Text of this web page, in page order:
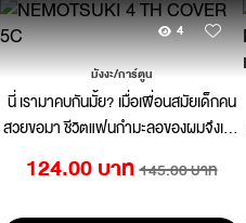
4
มังงะ/การ์ตูน
นี่ เรามาคบกันมั้ย? เมื่อเพื่อนสมัยเด็กคน
สวยขอมา ชีวิตแฟนกำมะลอของผมจึงเริ่ม
124.00 บาท 145.00 บาท